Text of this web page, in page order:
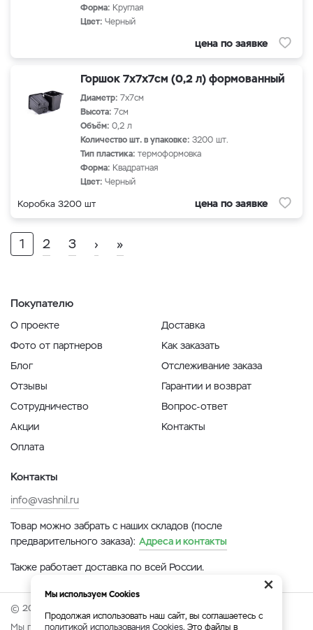
Форма: Круглая
Цвет: Черный
цена по заявке
Горшок 7х7х7см (0,2 л) формованный
Диаметр: 7х7см
Высота: 7см
Объём: 0,2 л
Количество шт. в упаковке: 3200 шт.
Тип пластика: термоформовка
Форма: Квадратная
Цвет: Черный
Коробка 3200 шт цена по заявке
1 2 3 › »
Покупателю
О проекте
Фото от партнеров
Блог
Отзывы
Сотрудничество
Акции
Оплата
Доставка
Как заказать
Отслеживание заказа
Гарантии и возврат
Вопрос-ответ
Контакты
Контакты
info@vashnil.ru
Товар можно забрать с наших складов (после
предварительного заказа): Адреса и контакты
Также работает доставка по всей России.
© 2026 Онлайн-ярмарка ВАСХНиЛ.
Мы принимаем:
×
Мы используем Cookies
Продолжая использовать наш сайт, вы соглашаетесь с
политикой использования Cookies. Это файлы в